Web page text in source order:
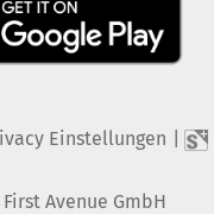
Einstellungen
First Avenue GmbH